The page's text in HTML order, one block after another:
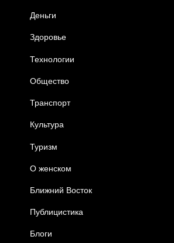
Деньги
Здоровье
Технологии
Общество
Транспорт
Культура
Туризм
О женском
Ближний Восток
Публицистика
Блоги